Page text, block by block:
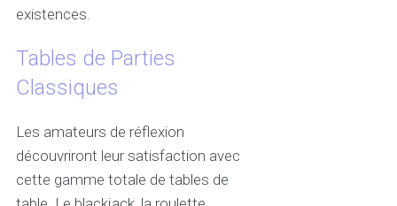
existences.
Tables de Parties
Classiques
Les amateurs de réflexion
découvriront leur satisfaction avec
cette gamme totale de tables de